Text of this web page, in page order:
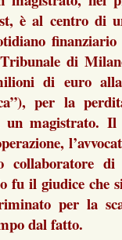
è al centro di
di
di euro
per la
un magistrato.
fu il giudice che
per la
dal fatto.